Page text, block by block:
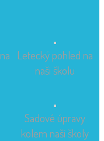
Letecký pohled na
naši školu
Sadové úpravy
kolem naší školy